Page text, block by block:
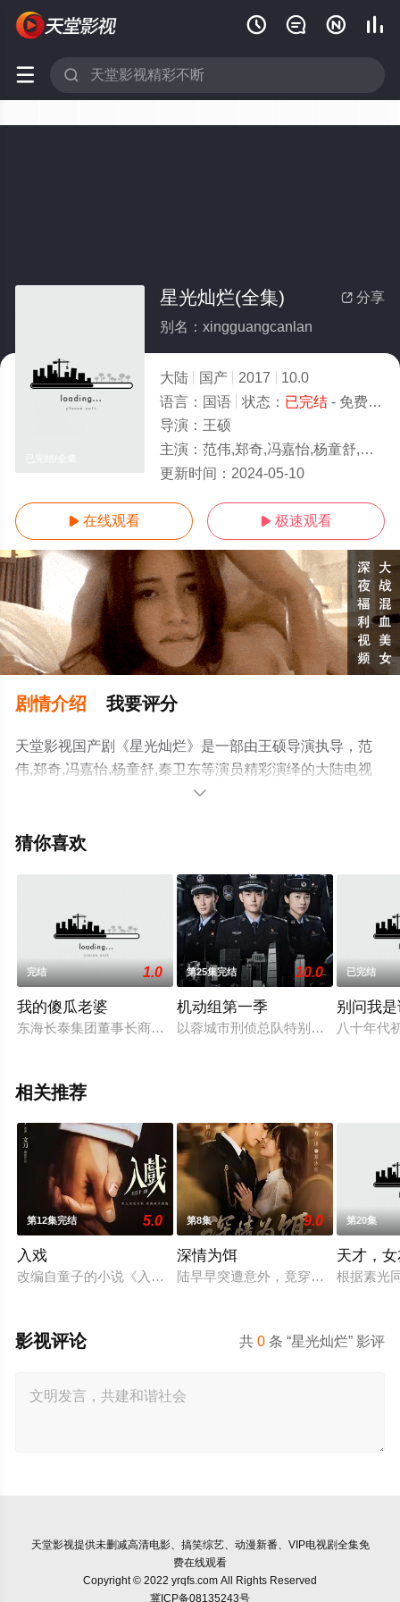
   
 
 分享
星光灿烂(全集)
别名：xingguangcanlan
大陆 国产 2017
10.0
语言： 国语 状态： 已完结- 免费在线观看
导演： 王硕
主演： 范伟,郑奇,冯嘉怡,杨童舒,秦卫东
更新时间： 2024-05-10
 在线观看  极速观看
剧情介绍 我要评分
天堂影视国产剧《星光灿烂》是一部由王硕导演执导，范
伟,郑奇,冯嘉怡,杨童舒,秦卫东等演员精彩演绎的大陆电视
剧，大结局剧情已揭晓（已完结），手机免费观看高清无
移步至豆瓣电视剧、电视猫或剧情网等平台了解。

猜你喜欢
完结 1.0
我的傻瓜老婆
东海长泰集团董事长商长泰发现妻弟夏文涛挪用公司巨款，就
第25集完结 10.0
机动组第一季
以蓉城市刑侦总队特别行动小组——
已完结
别问我
八十年代
相关推荐
第12集完结 5.0
入戏
改编自童子的小说《入戏》。需要机会告别事业困境的演员张
第8集 9.0
深情为饵
陆早早突遭意外，竟穿越成民国少
第20集
天才，
根据素光
共0 条 “星光灿烂” 影评
影视评论
天堂影视提供未删减高清电影、搞笑综艺、动漫新番、VIP电视剧全集免
费在线观看
Copyright © 2022 yrqfs.com All Rights Reserved
冀ICP备08135243号